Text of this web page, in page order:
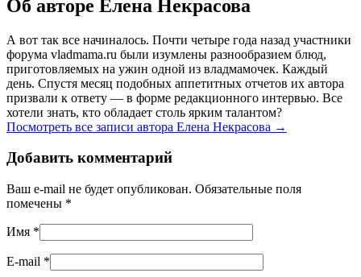
Об авторе Елена Некрасова
А вот так все начиналось. Почти четыре года назад участники
форума vladmama.ru были изумлены разнообразием блюд,
приготовляемых на ужин одной из владмамочек. Каждый
день. Спустя месяц подобных аппетитных отчетов их автора
призвали к ответу — в форме редакционного интервью. Все
хотели знать, кто обладает столь ярким талантом?
Посмотреть все записи автора Елена Некрасова →
Добавить комментарий
Ваш e-mail не будет опубликован. Обязательные поля
помечены *
Имя *
E-mail *